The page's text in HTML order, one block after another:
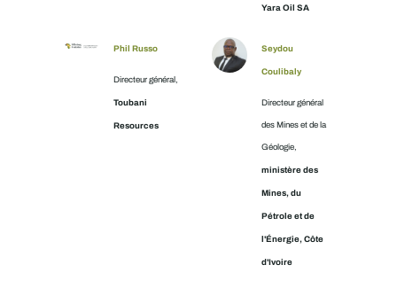
Yara Oil SA
Phil Russo
Directeur général,
Toubani
Resources
Seydou
Coulibaly
Directeur général
des Mines et de la
Géologie,
ministère des
Mines, du
Pétrole et de
l'Énergie, Côte
d'Ivoire